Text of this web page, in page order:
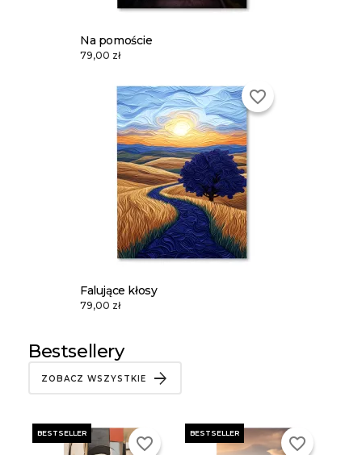
Na pomoście
79,00 zł
Falujące kłosy
79,00 zł
favorite_border
Bestsellery
ZOBACZ WSZYSTKIE
BESTSELLER
favorite_border
BESTSELLER
favorite_border